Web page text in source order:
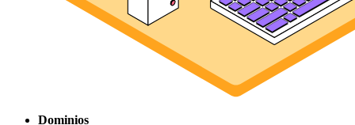
Dominios